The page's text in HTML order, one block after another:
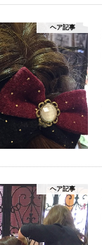
ヘア記事
ヘア記事